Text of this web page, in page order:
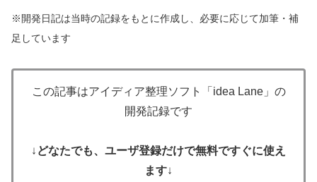
※開発日記は当時の記録をもとに作成し、必要に応じて加筆・補
足しています
この記事はアイディア整理ソフト「idea Lane」の
開発記録です
↓ どなたでも、ユーザ登録だけで無料ですぐに使え
ます↓